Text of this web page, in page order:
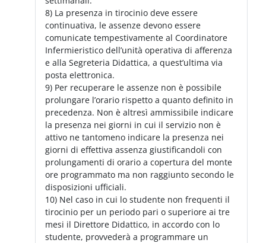
8) La presenza in tirocinio deve essere
continuativa, le assenze devono essere
comunicate tempestivamente al Coordinatore
Infermieristico dell’unità operativa di afferenza
e alla Segreteria Didattica, a quest’ultima via
posta elettronica.
9) Per recuperare le assenze non è possibile
prolungare l’orario rispetto a quanto definito in
precedenza. Non è altresì ammissibile indicare
la presenza nei giorni in cui il servizio non è
attivo ne tantomeno indicare la presenza nei
giorni di effettiva assenza giustificandoli con
prolungamenti di orario a copertura del monte
ore programmato ma non raggiunto secondo le
disposizioni ufficiali.
10) Nel caso in cui lo studente non frequenti il
tirocinio per un periodo pari o superiore ai tre
mesi il Direttore Didattico, in accordo con lo
studente, provvederà a programmare un